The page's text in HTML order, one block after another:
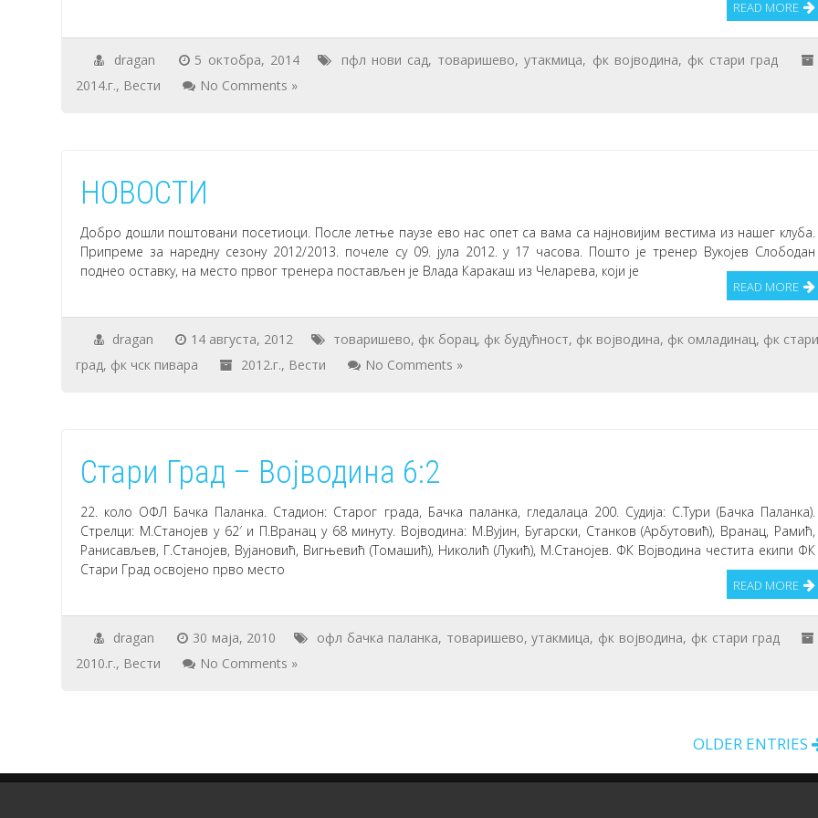
READ MORE
dragan 5 октобра, 2014 пфл нови сад, товаришево,утакмица, фк војводина, фк стари град
2014.г., Вести No Comments »
НОВОСТИ
Добро дошли поштовани посетиоци. После летње паузе ево нас опет са вама са најновијим вестима из нашег клуба.
Припреме за наредну сезону 2012/2013. почеле су 09. јула 2012. у 17 часова. Пошто је тренер Вукојев Слободан
поднео оставку, на место првог тренера постављен је Влада Каракаш из Челарева, који је
READ MORE
dragan 14 августа, 2012 товаришево, фк борац, фк будућност, фк војводина, фк омладинац, фк
град, фк чск пивара 2012.г., Вести No Comments »
Стари Град – Војводина 6:2
22. коло ОФЛ Бачка Паланка. Стадион: Старог града, Бачка паланка, гледалаца 200. Судија: С.Тури (Бачка Паланка).
Стрелци: М.Станојев у 62′ и П.Вранац у 68 минуту. Војводина: М.Вујин, Бугарски, Станков (Арбутовић), Вранац, Рамић,
Ранисављев, Г.Станојев, Вујановић, Вигњевић (Томашић), Николић (Лукић), М.Станојев. ФК Војводина честита екипи ФК
Стари Град освојено прво место
READ MORE
dragan 30 маја, 2010 офл бачка паланка, товаришево,утакмица, фк војводина, фк стари град
2010.г., Вести No Comments »
OLDER ENTRIES